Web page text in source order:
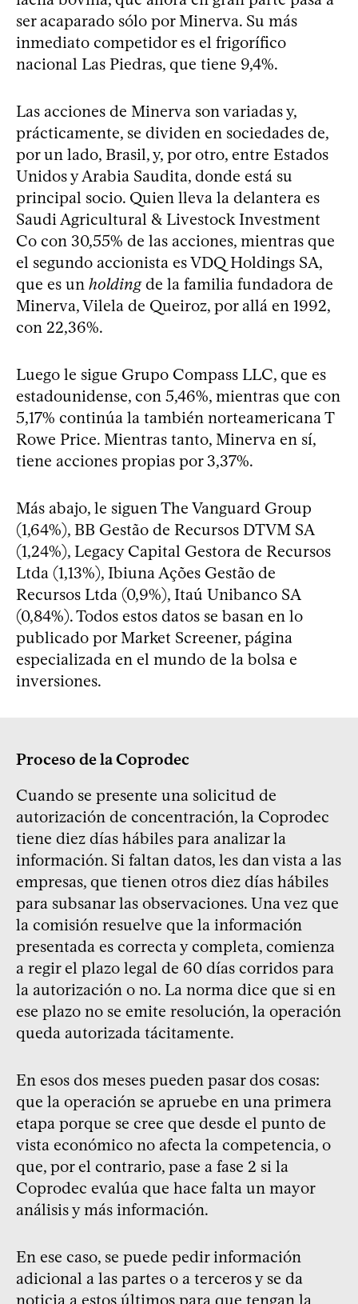
ser acaparado sólo por Minerva. Su más
inmediato competidor es el frigorífico
nacional Las Piedras, que tiene 9,4%.
Las acciones de Minerva son variadas y,
prácticamente, se dividen en sociedades de,
por un lado, Brasil, y, por otro, entre Estados
Unidos y Arabia Saudita, donde está su
principal socio. Quien lleva la delantera es
Saudi Agricultural & Livestock Investment
Co con 30,55% de las acciones, mientras que
el segundo accionista es VDQ Holdings SA,
que es un holdingde la familia fundadora de
Minerva, Vilela de Queiroz, por allá en 1992,
con 22,36%.
Luego le sigue Grupo Compass LLC, que es
estadounidense, con 5,46%, mientras que con
5,17% continúa la también norteamericana T
Rowe Price. Mientras tanto, Minerva en sí,
tiene acciones propias por 3,37%.
Más abajo, le siguen The Vanguard Group
(1,64%), BB Gestão de Recursos DTVM SA
(1,24%), Legacy Capital Gestora de Recursos
Ltda (1,13%), Ibiuna Ações Gestão de
Recursos Ltda (0,9%), Itaú Unibanco SA
(0,84%). Todos estos datos se basan en lo
publicado por Market Screener, página
especializada en el mundo de la bolsa e
inversiones.
Proceso de la Coprodec
Cuando se presente una solicitud de
autorización de concentración, la Coprodec
tiene diez días hábiles para analizar la
información. Si faltan datos, les dan vista a las
empresas, que tienen otros diez días hábiles
para subsanar las observaciones. Una vez que
la comisión resuelve que la información
presentada es correcta y completa, comienza
a regir el plazo legal de 60 días corridos para
la autorización o no. La norma dice que si en
ese plazo no se emite resolución, la operación
queda autorizada tácitamente.
En esos dos meses pueden pasar dos cosas:
que la operación se apruebe en una primera
etapa porque se cree que desde el punto de
vista económico no afecta la competencia, o
que, por el contrario, pase a fase 2 si la
Coprodec evalúa que hace falta un mayor
análisis y más información.
En ese caso, se puede pedir información
adicional a las partes o a terceros y se da
noticia a estos últimos para que tengan la